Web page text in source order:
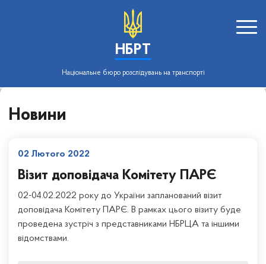
НБРТ
Національне бюро розслідувань на транспорті
Новини
02 Лютого 2022
Візит доповідача Комітету ПАРЄ
02-04.02.2022 року до України запланований візит
доповідача Комітету ПАРЄ. В рамках цього візиту буде
проведена зустріч з представниками НБРЦА та іншими
відомствами.